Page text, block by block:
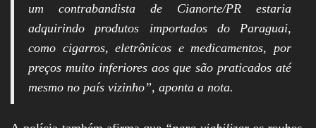
um contrabandista de Cianorte/PR estaria
adquirindo produtos importados do Paraguai,
como cigarros, eletrônicos e medicamentos, por
preços muito inferiores aos que são praticados até
mesmo no país vizinho”, aponta a nota.